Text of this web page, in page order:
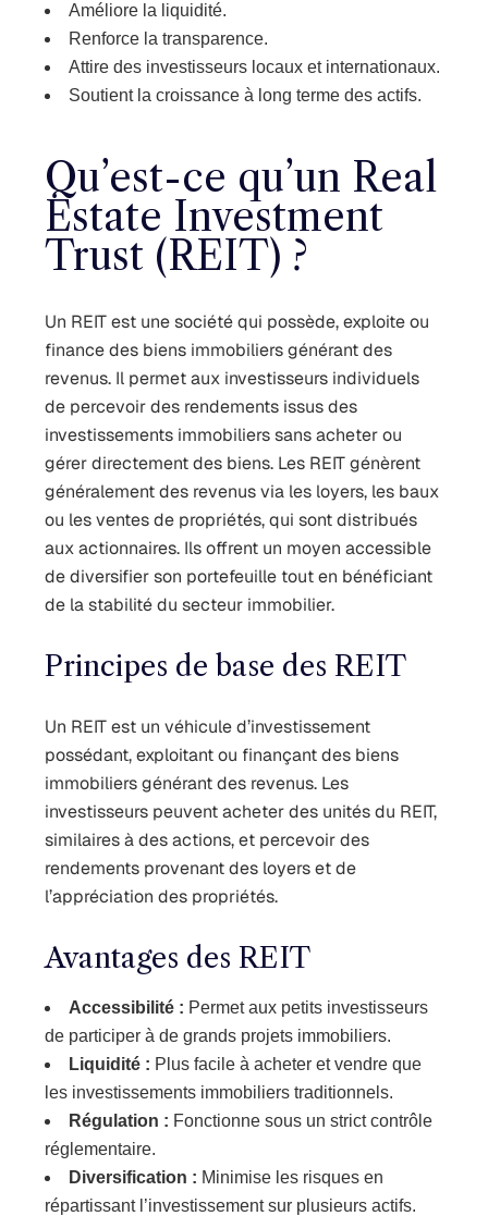
Améliore la liquidité.
Renforce la transparence.
Attire des investisseurs locaux et internationaux.
Soutient la croissance à long terme des actifs.
Qu’est-ce qu’un Real
Estate Investment
Trust (REIT) ?
Un REIT est une société qui possède, exploite ou
finance des biens immobiliers générant des
revenus. Il permet aux investisseurs individuels
de percevoir des rendements issus des
investissements immobiliers sans acheter ou
gérer directement des biens. Les REIT génèrent
généralement des revenus via les loyers, les baux
ou les ventes de propriétés, qui sont distribués
aux actionnaires. Ils offrent un moyen accessible
de diversifier son portefeuille tout en bénéficiant
de la stabilité du secteur immobilier.
Principes de base des REIT
Un REIT est un véhicule d’investissement
possédant, exploitant ou finançant des biens
immobiliers générant des revenus. Les
investisseurs peuvent acheter des unités du REIT,
similaires à des actions, et percevoir des
rendements provenant des loyers et de
l’appréciation des propriétés.
Avantages des REIT
Accessibilité : Permet aux petits investisseurs
de participer à de grands projets immobiliers.
Liquidité : Plus facile à acheter et vendre que
les investissements immobiliers traditionnels.
Régulation : Fonctionne sous un strict contrôle
réglementaire.
Diversification : Minimise les risques en
répartissant l’investissement sur plusieurs actifs.